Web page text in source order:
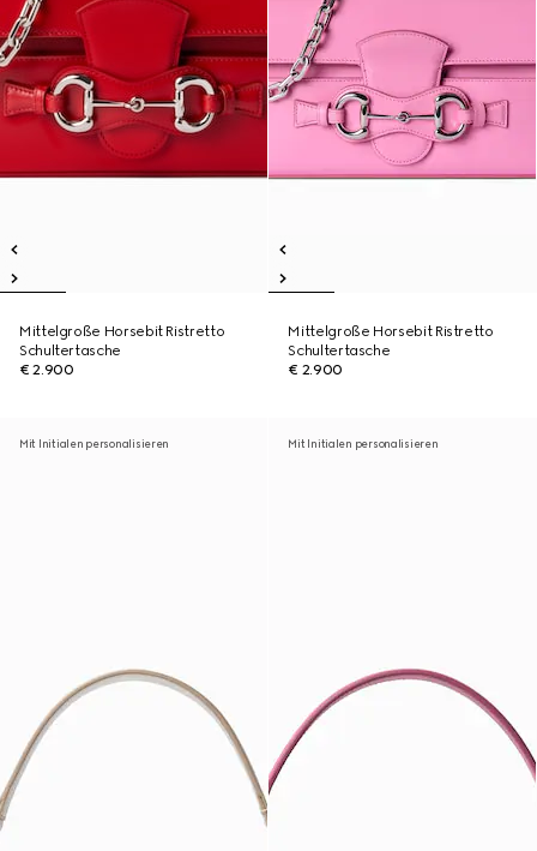
Mittelgroße Horsebit Ristretto
Schultertasche
€ 2.900
Mittelgroße Horsebit Ristretto
Schultertasche
€ 2.900
Mit Initialen personalisieren Mit Initialen personalisieren